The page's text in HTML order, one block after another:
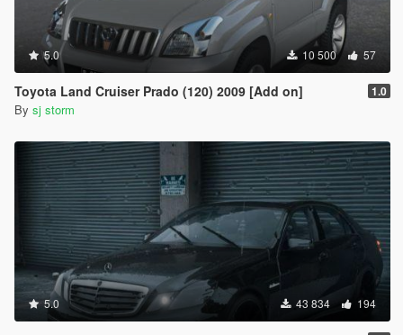
5.0 10 500 57
Toyota Land Cruiser Prado (120) 2009 [Add on] 1.0
By sj storm
5.0 43 834 194